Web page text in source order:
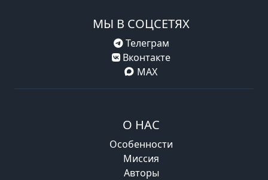
МЫ В СОЦСЕТЯХ
Телеграм
Вконтакте
MAX
О НАС
Особенности
Миссия
Авторы